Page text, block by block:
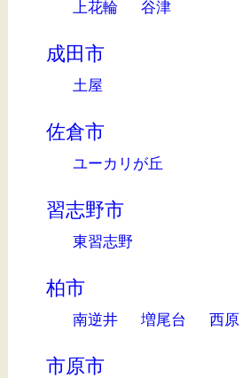
上花輪 谷津
成田市
土屋
佐倉市
ユーカリが丘
習志野市
東習志野
柏市
南逆井 増尾台 西原
市原市